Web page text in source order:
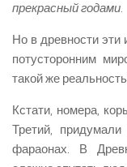
прекрасный годами.
Но в древности эти
потусторонним
такой же
Кстати, номера,
Третий,
фараонах. В